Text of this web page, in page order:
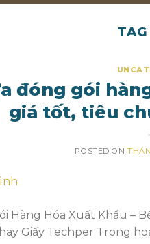
đóng gói
giá tốt, tiêu
POSTED ON
Hàng Hóa Xuất Khẩu –
Giấy Techper Trong